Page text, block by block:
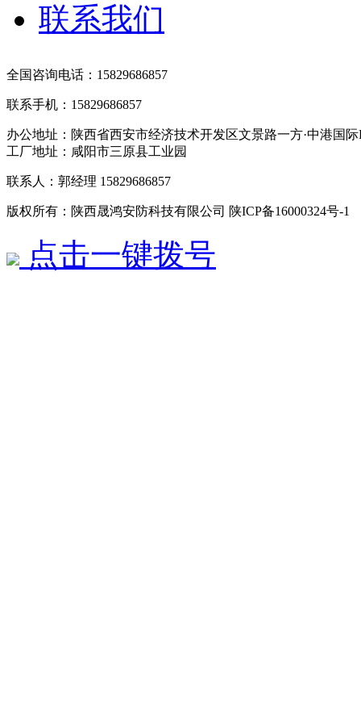
联系我们
全国咨询电话：15829686857
联系手机：15829686857
办公地址：陕西省西安市经济技术开发区文景路一方·中港国
工厂地址：咸阳市三原县工业园
联系人：郭经理 15829686857
版权所有：陕西晟鸿安防科技有限公司 陕ICP备16000324号-
点击一键拨号